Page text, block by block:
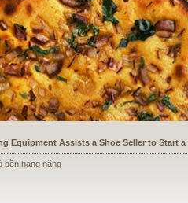
Equipment Assists a Shoe Seller to Start
bền hạng nặng